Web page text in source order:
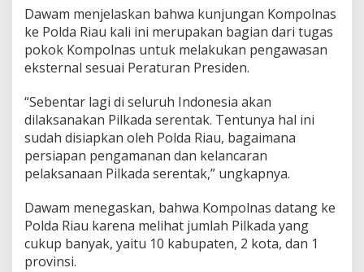
Dawam menjelaskan bahwa kunjungan Kompolnas
ke Polda Riau kali ini merupakan bagian dari tugas
pokok Kompolnas untuk melakukan pengawasan
eksternal sesuai Peraturan Presiden.
“Sebentar lagi di seluruh Indonesia akan
dilaksanakan Pilkada serentak. Tentunya hal ini
sudah disiapkan oleh Polda Riau, bagaimana
persiapan pengamanan dan kelancaran
pelaksanaan Pilkada serentak,” ungkapnya.
Dawam menegaskan, bahwa Kompolnas datang ke
Polda Riau karena melihat jumlah Pilkada yang
cukup banyak, yaitu 10 kabupaten, 2 kota, dan 1
provinsi.